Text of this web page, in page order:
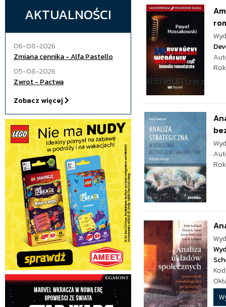
AKTUALNOŚCI
06-08-2026
Zmiana cennika - Alfa Pastello
05-08-2026
Zwrot - Pactwa
Zobacz więcej